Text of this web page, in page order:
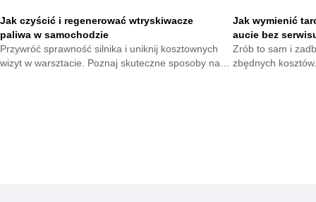
Jak czyścić i regenerować wtryskiwacze
paliwa w samochodzie
Przywróć sprawność silnika i uniknij kosztownych
wizyt w warsztacie. Poznaj skuteczne sposoby na
Jak wymienić
aucie bez
Zrób to sam i
zbędnych